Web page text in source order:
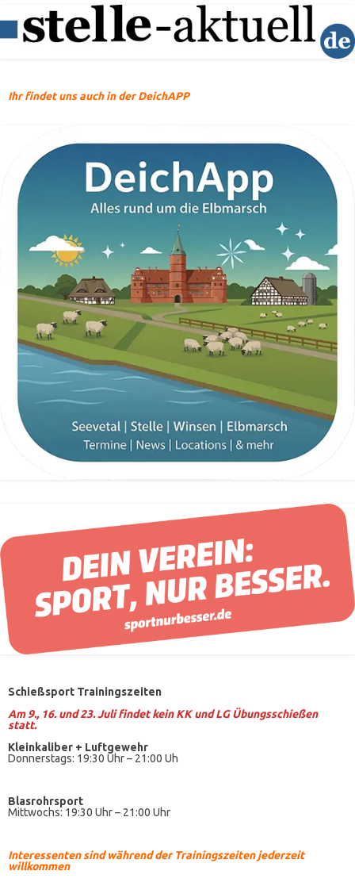
Ihr findet uns auch in der DeichAPP
Schießsport Trainingszeiten
Am 9., 16. und 23. Juli findet kein KK und LG Übungsschießen
statt.
Kleinkaliber + Luftgewehr
Donnerstags: 19:30 Uhr – 21:00 Uh
Blasrohrsport
Mittwochs: 19:30 Uhr – 21:00 Uhr
Interessenten sind während der Trainingszeiten jederzeit
willkommen